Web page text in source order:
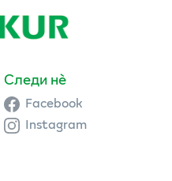
Следи нè
Facebook
Instagram